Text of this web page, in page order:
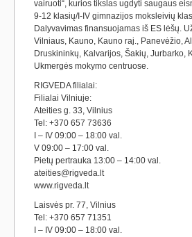
vairuoti“, kurios tikslas ugdyti saugaus
9-12 klasių/I-IV gimnazijos moksleivių
Dalyvavimas finansuojamas iš ES lėšų.
Vilniaus, Kauno, Kauno raj., Panevėžio,
Druskininkų, Kalvarijos, Šakių, Jurbarko,
Ukmergės mokymo centruose.
RIGVEDA filialai:
Filialai Vilniuje:
Ateities g. 33, Vilnius
Tel: +370 657 73636
I – IV 09:00 – 18:00 val.
V 09:00 – 17:00 val.
Pietų pertrauka 13:00 – 14:00 val.
ateities@rigveda.lt
www.rigveda.lt
Laisvės pr. 77, Vilnius
Tel: +370 657 71351
I – IV 09:00 – 18:00 val.